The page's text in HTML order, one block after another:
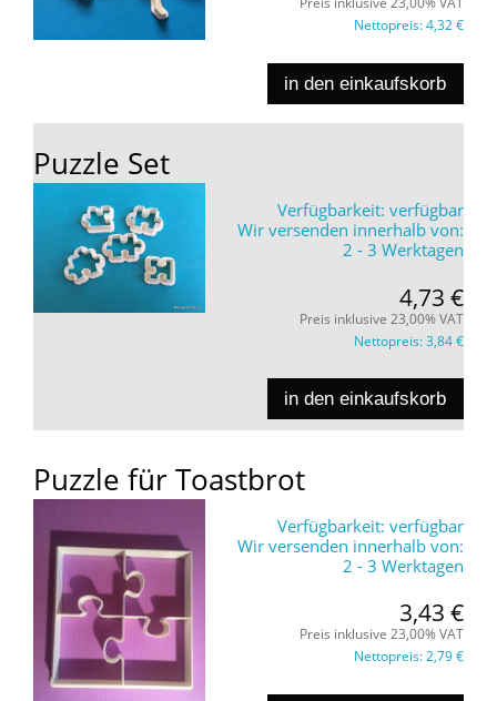
Nettopreis:4,32 €
in den einkaufskorb
Puzzle Set
Verfügbarkeit: verfügbar
Wir versenden innerhalb von:
2 - 3 Werktagen
4,73 €
Preis inklusive 23,00% VAT
Nettopreis:3,84 €
in den einkaufskorb
Puzzle für Toastbrot
Verfügbarkeit: verfügbar
Wir versenden innerhalb von:
2 - 3 Werktagen
3,43 €
Preis inklusive 23,00% VAT
Nettopreis:2,79 €